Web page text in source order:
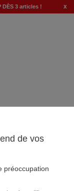
DÈS 3 articles ! x
de vos
préoccupation